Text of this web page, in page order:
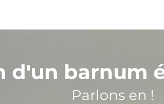
d'un barnum
Parlons en !